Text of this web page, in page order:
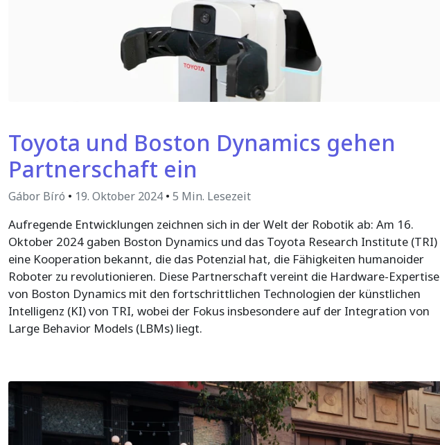
Toyota und Boston Dynamics gehen
Partnerschaft ein
Gábor Bíró • 19. Oktober 2024 • 5 Min. Lesezeit
Aufregende Entwicklungen zeichnen sich in der Welt der Robotik ab: Am 16.
Oktober 2024 gaben Boston Dynamics und das Toyota Research Institute (TRI)
eine Kooperation bekannt, die das Potenzial hat, die Fähigkeiten humanoider
Roboter zu revolutionieren. Diese Partnerschaft vereint die Hardware-Expertise
von Boston Dynamics mit den fortschrittlichen Technologien der künstlichen
Intelligenz (KI) von TRI, wobei der Fokus insbesondere auf der Integration von
Large Behavior Models (LBMs) liegt.